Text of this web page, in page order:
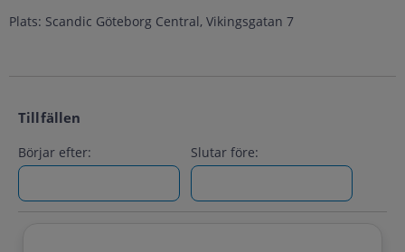
Plats: Scandic Göteborg Central, Vikingsgatan 7
Tillfällen
Börjar efter: Slutar före: